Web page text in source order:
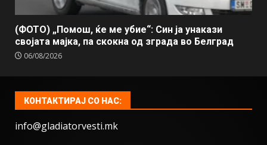
(ФОТО) „Помош, ќе ме убие“: Син ја унакази
својата мајка, па скокна од зграда во Белград
06/08/2026
КОНТАКТИРАЈ СО НАС:
info@gladiatorvesti.mk